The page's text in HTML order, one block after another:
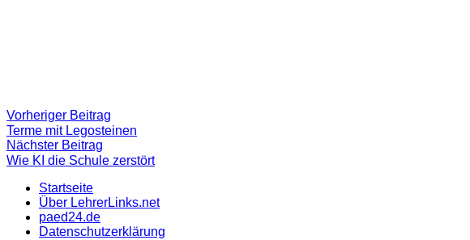
Beitragsnavigation
Vorheriger Beitrag
Beitrag:
Terme mit Legosteinen
Nächster Beitrag
Beitrag
Wie KI die Schule zerstört
Startseite
Über LehrerLinks.net
paed24.de
Datenschutzerklärung